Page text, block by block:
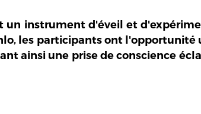
instrument d'éveil et
les participants ont
ainsi une prise de conscience